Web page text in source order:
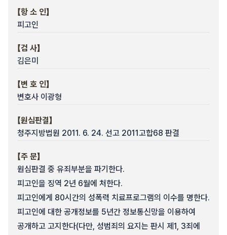
【항 소 인】
피고인
【검 사】
김은미
【변 호 인】
변호사 이광형
【원심판결】
청주지방법원 2011. 6. 24. 선고 2011고합68 판결
【주 문】
원심판결 중 유죄부분을 파기한다.
피고인을 징역 2년 6월에 처한다.
피고인에게 80시간의 성폭력 치료프로그램의 이수를 명한다.
피고인에 대한 공개정보를 5년간 정보통신망을 이용하여
공개하고 고지한다(다만, 성범죄의 요지는 판시 제1, 3죄에